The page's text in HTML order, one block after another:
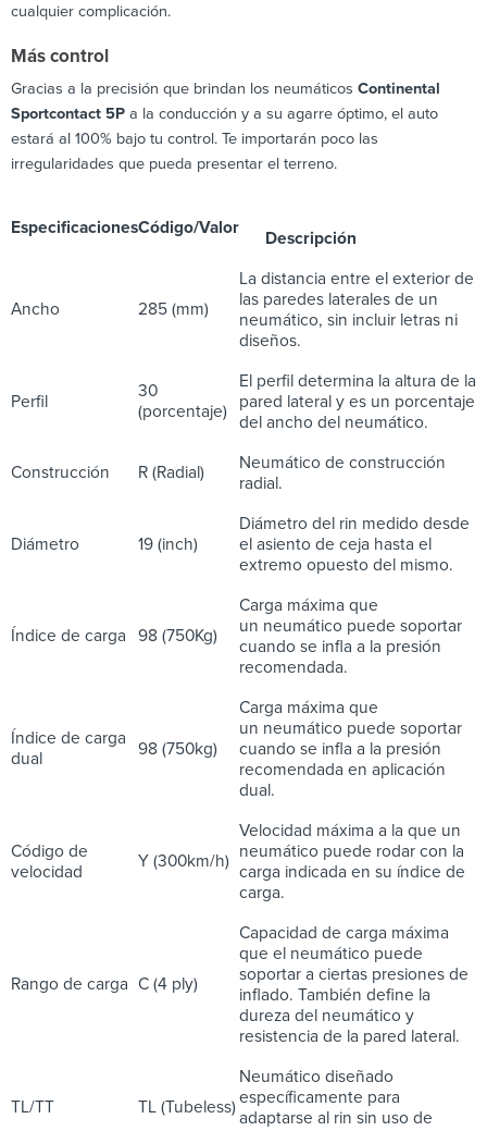
cualquier complicación.
Más control
Gracias a la precisión que brindan los neumáticos Continental
Sportcontact 5P a la conducción y a su agarre óptimo, el auto
estará al 100% bajo tu control. Te importarán poco las
irregularidades que pueda presentar el terreno.
EspecificacionesCódigo/Valor
Descripción
Ancho 285 (mm)
La distancia entre el exterior de
las paredes laterales de un
neumático, sin incluir letras ni
diseños.
Perfil
30
(porcentaje)
El perfil determina la altura de la
pared lateral y es un porcentaje
del ancho del neumático.
Construcción R (Radial)
Neumático de construcción
radial.
Diámetro 19 (inch)
Diámetro del rin medido desde
el asiento de ceja hasta el
extremo opuesto del mismo.
Índice de carga 98 (750Kg)
Carga máxima que
un neumático puede soportar
cuando se infla a la presión
recomendada.
Índice de carga
dual
98 (750kg)
Carga máxima que
un neumático puede soportar
cuando se infla a la presión
recomendada en aplicación
dual.
Código de
velocidad
Y (300km/h)
Velocidad máxima a la que un
neumático puede rodar con la
carga indicada en su índice de
carga.
Rango de carga C (4 ply)
Capacidad de carga máxima
que el neumático puede
soportar a ciertas presiones de
inflado. También define la
dureza del neumático y
resistencia de la pared lateral.
TL/TT TL (Tubeless)
Neumático diseñado
específicamente para
adaptarse al rin sin uso de